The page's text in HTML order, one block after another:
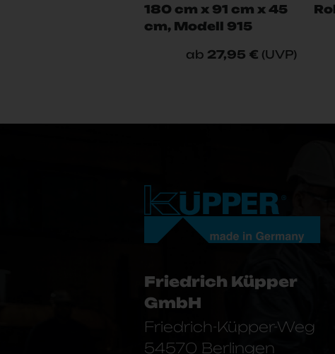
180 cm x 91 cm x 45
cm, Modell 915
ab 27,95 € (UVP)
Friedrich Küpper
GmbH
Friedrich-Küpper-Weg
54570 Berlingen